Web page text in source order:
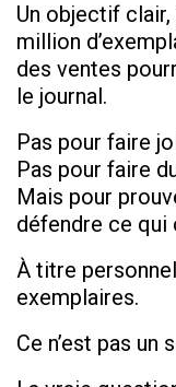
Un objectif
million
des ventes
le journal.
Pas pour faire
Pas pour faire
Mais pour
défendre ce qui
À titre
exemplaires.
Ce n’est pas un